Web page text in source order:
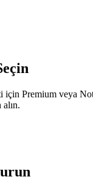
için Premium veya